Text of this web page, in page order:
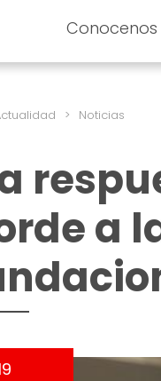
Conocenos
> Noticias
a